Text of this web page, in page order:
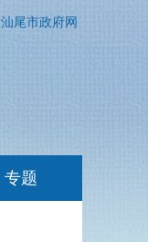
汕尾市政府网
专题